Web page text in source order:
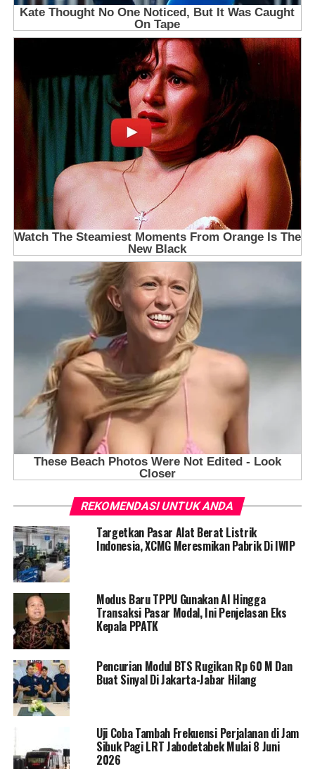
REKOMENDASI UNTUK ANDA
Targetkan Pasar Alat Berat Listrik
Indonesia, XCMG Meresmikan Pabrik Di IWIP
Modus Baru TPPU Gunakan AI Hingga
Transaksi Pasar Modal, Ini Penjelasan Eks
Kepala PPATK
Pencurian Modul BTS Rugikan Rp 60 M Dan
Buat Sinyal Di Jakarta-Jabar Hilang
Uji Coba Tambah Frekuensi Perjalanan di Jam
Sibuk Pagi LRT Jabodetabek Mulai 8 Juni
2026